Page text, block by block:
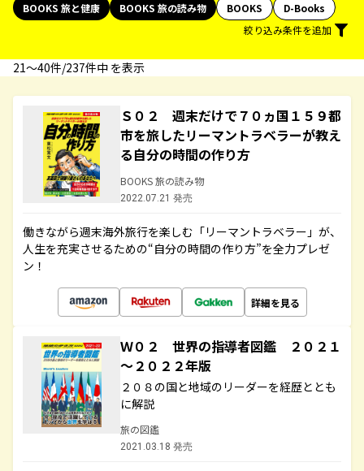
BOOKS 旅と健康
BOOKS 旅の読み物 BOOKS
D-Books
絞り込み条件を追加
21〜40件/237件中 を表示
Ｓ０２ 週末だけで７０ヵ国１５９都
市を旅したリーマントラベラーが教え
る自分の時間の作り方
BOOKS 旅の読み物
2022.07.21 発売
働きながら週末海外旅行を楽しむ「リーマントラベラー」が、
人生を充実させるための“自分の時間の作り方”を全力プレゼ
ン！
詳細を見る
Ｗ０２ 世界の指導者図鑑 ２０２１
～２０２２年版
２０８の国と地域のリーダーを経歴ととも
に解説
旅の図鑑
2021.03.18 発売